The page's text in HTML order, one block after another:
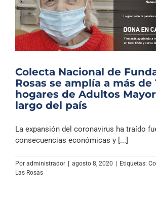
Colecta Nacional de
Rosas se amplía a más de
hogares de Adultos
largo del país
La expansión del coronavirus ha traído
consecuencias económicas y [...]
Por administrador agosto 8, 2020 Etiquetas:
Las Rosas